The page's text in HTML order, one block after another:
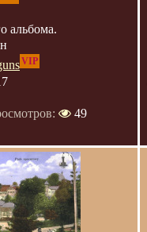
альбома.
VIP
49